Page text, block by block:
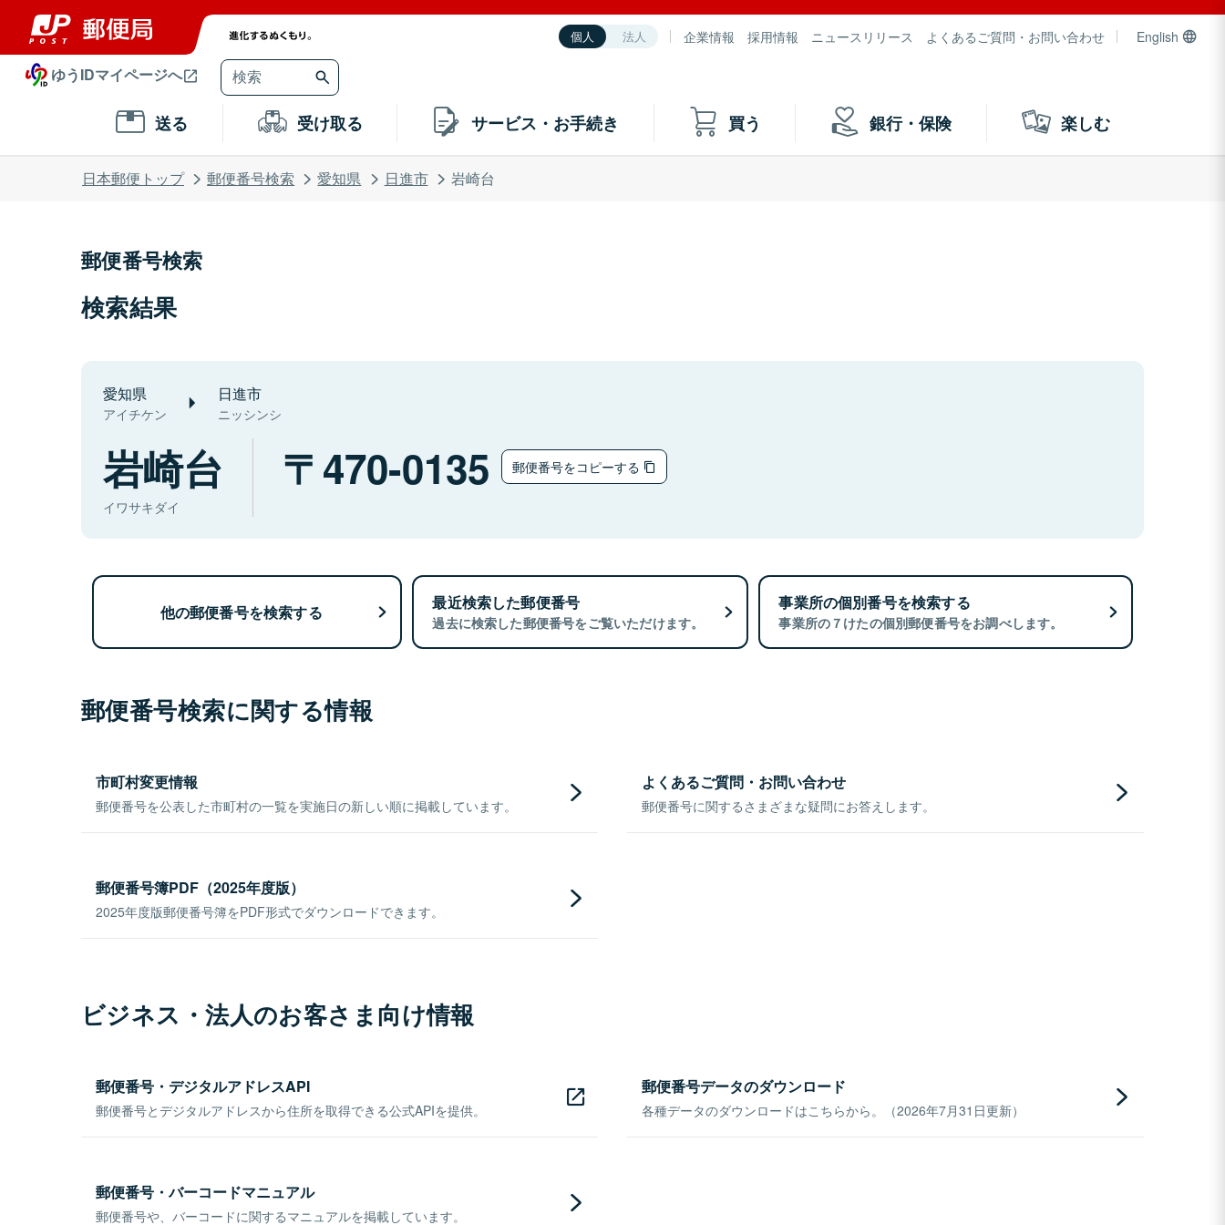
個人 法人 企業情報 採用情報 ニュースリリース よくあるご質問・お問い合わせ English
ゆうIDマイページへ
送る 受け取る サービス・お手続き 買う 銀行・保険 楽しむ
日本郵便トップ 郵便番号検索 愛知県 日進市 岩崎台
郵便番号検索
検索結果
愛知県
アイチケン
日進市
ニッシンシ
岩崎台
イワサキダイ
470-0135 郵便番号をコピーする
他の郵便番号を検索する 最近検索した郵便番号
過去に検索した郵便番号をご覧いただけます。
事業所の個別番号を検索する
事業所の７けたの個別郵便番号をお調べします。
郵便番号検索に関する情報
市町村変更情報
郵便番号を公表した市町村の一覧を実施日の新しい順に掲載しています。
よくあるご質問・お問い合わせ
郵便番号に関するさまざまな疑問にお答えします。
郵便番号簿PDF（2025年度版）
2025年度版郵便番号簿をPDF形式でダウンロードできます。
ビジネス・法人のお客さま向け情報
郵便番号・デジタルアドレスAPI
郵便番号とデジタルアドレスから住所を取得できる公式APIを提供。
郵便番号データのダウンロード
各種データのダウンロードはこちらから。（2026年7月31日更新）
郵便番号・バーコードマニュアル
郵便番号や、バーコードに関するマニュアルを掲載しています。